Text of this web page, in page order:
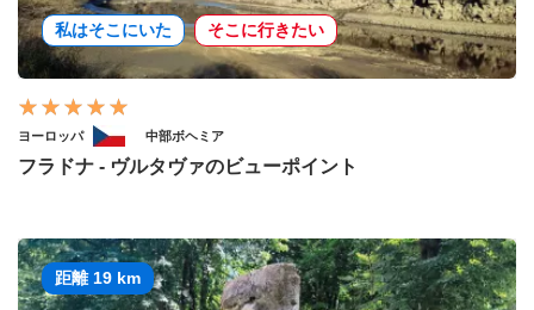
私はそこにいた そこに行きたい
ヨーロッパ 中部ボヘミア
フラドナ - ヴルタヴァのビューポイント
距離 19 km